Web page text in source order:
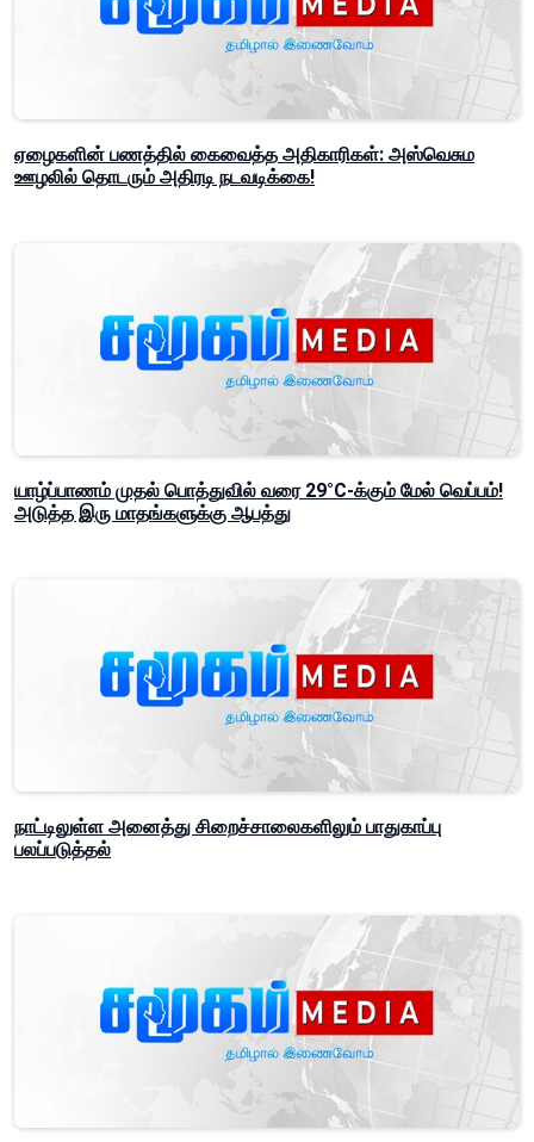
ஏழைகளின் பணத்தில் கைவைத்த அதிகாரிகள்: அஸ்வெசும
ஊழலில் தொடரும் அதிரடி நடவடிக்கை!
யாழ்ப்பாணம் முதல் பொத்துவில் வரை 29°C-க்கும் மேல் வெப்பம்!
அடுத்த இரு மாதங்களுக்கு ஆபத்து
நாட்டிலுள்ள அனைத்து சிறைச்சாலைகளிலும் பாதுகாப்பு
பலப்படுத்தல்